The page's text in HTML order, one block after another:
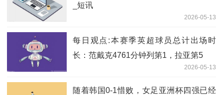
_短讯
2026-05-13
每日观点:本赛季英超球员总计出场时
长：范戴克4761分钟列第1，拉亚第5
2026-05-13
随着韩国0-1惜败，女足亚洲杯四强已经